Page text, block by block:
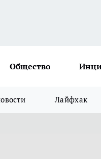
Общество
Лайфхак